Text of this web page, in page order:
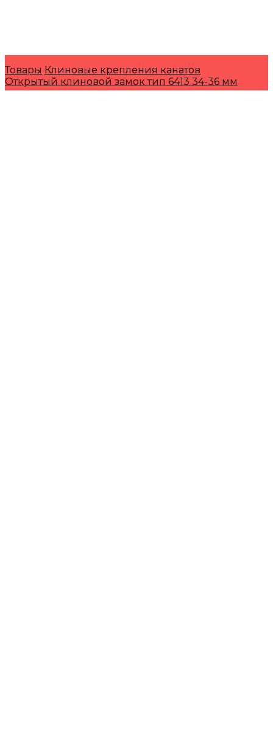
Товары Клиновые крепления канатов
Открытый клиновой замок тип 6413 34-36 мм